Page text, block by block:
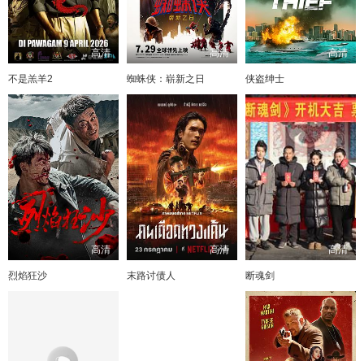
高清
不是羔羊2
高清
蜘蛛侠：崭新之日
高清
侠盗绅士
高清
烈焰狂沙
高清
末路讨债人
高清
断魂剑